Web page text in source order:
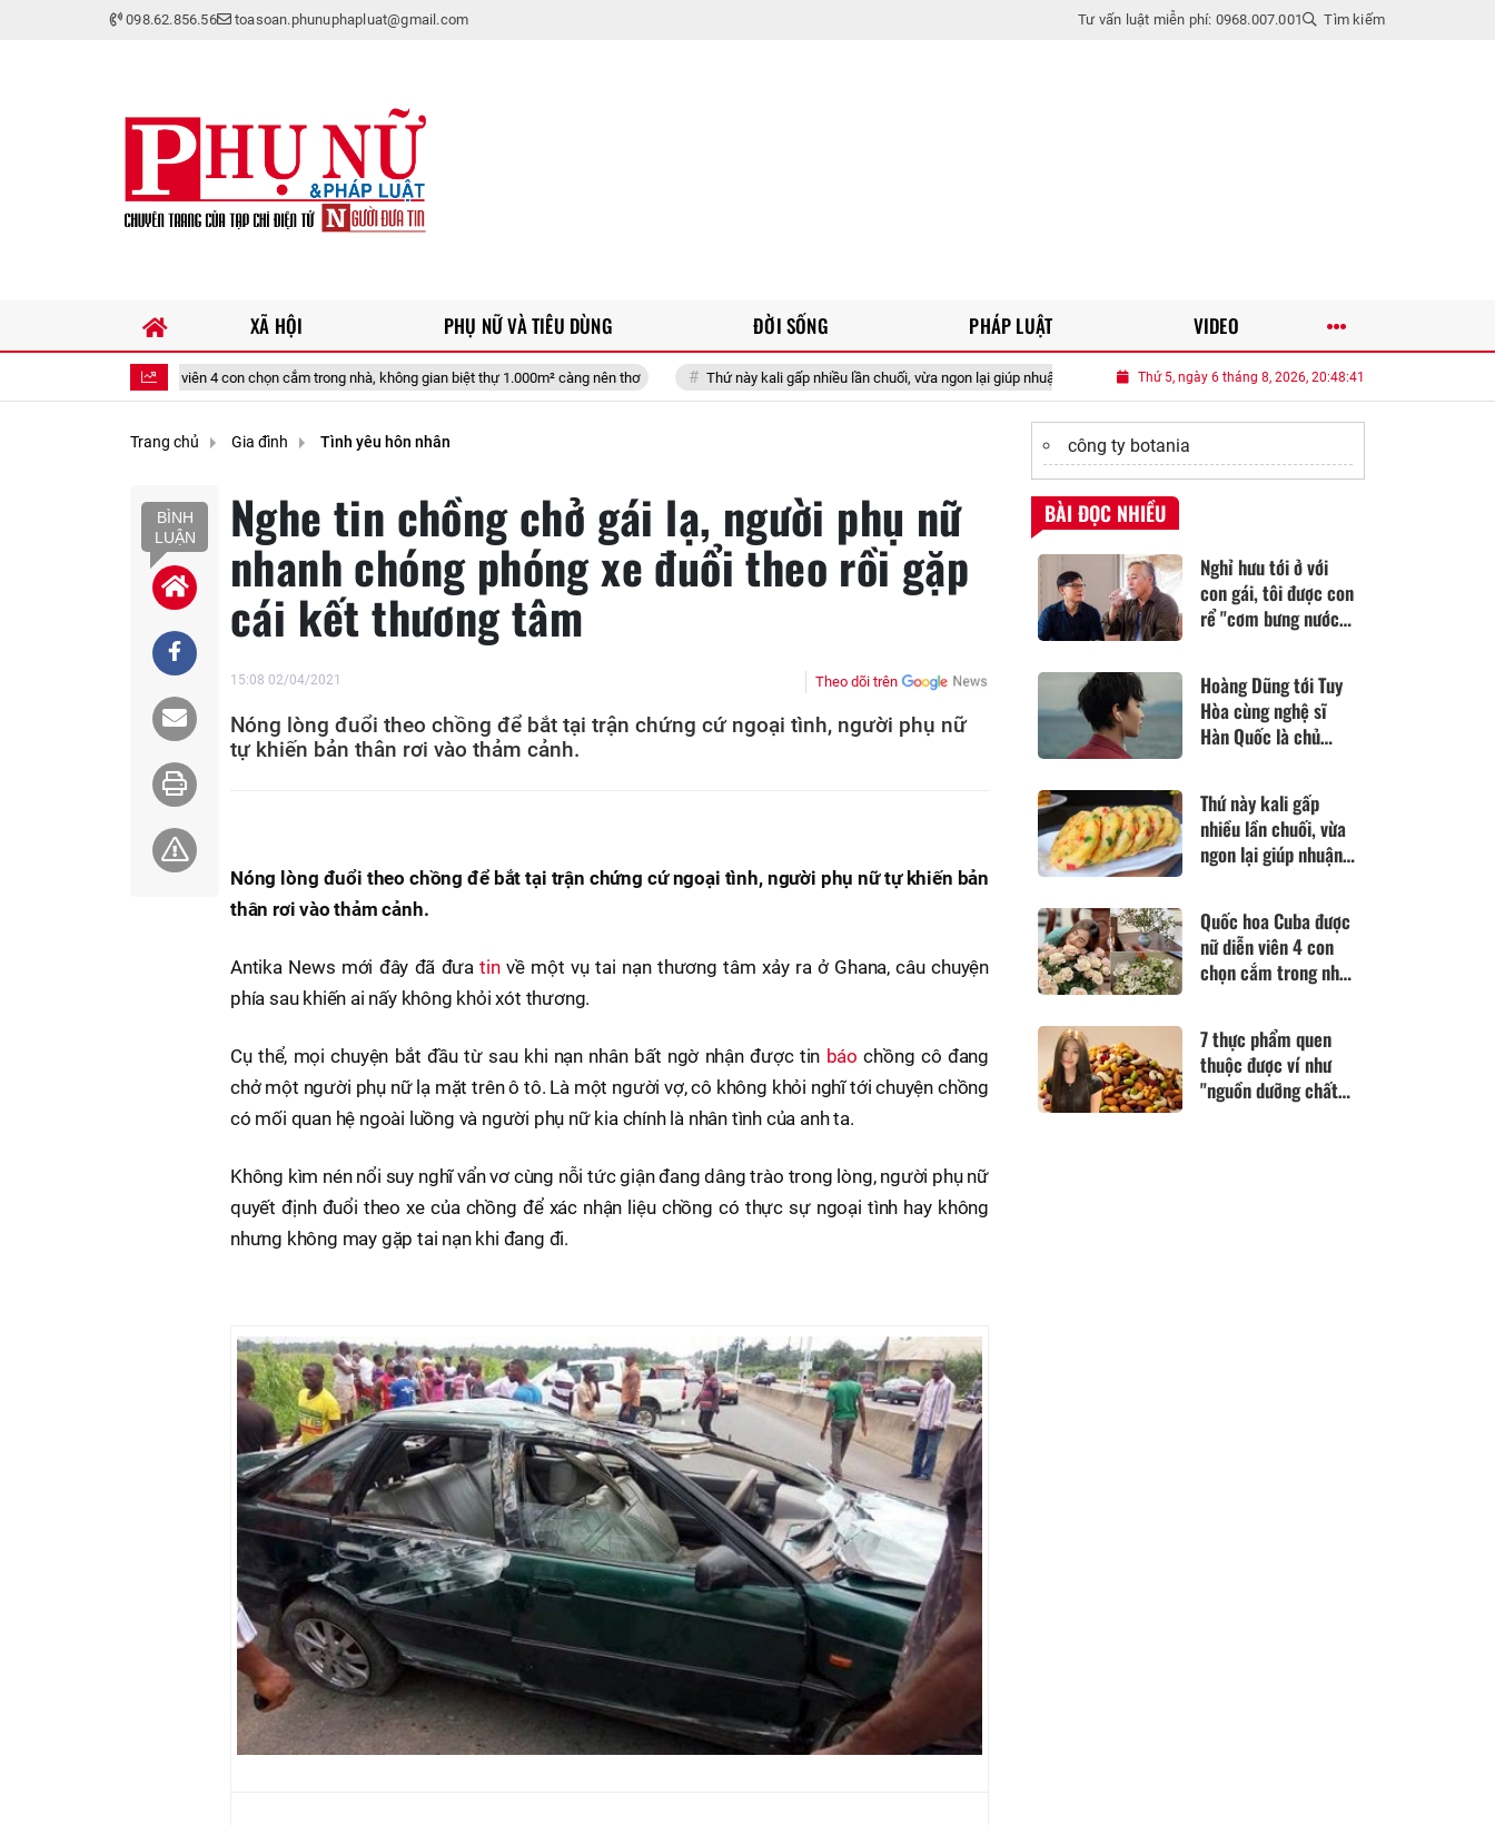
098.62.856.56 toasoan.phunuphapluat@gmail.com Tư vấn luật miễn phí: 0968.007.001 Tìm kiếm
nữ diễn viên 4 con chọn cắm trong nhà, không gian biệt thự 1.000m² càng nên thơ Thứ này kali gấp nhiều lần chuối, vừa ngon lại giúp nhuận tràng lại tốt cho tim mạch, nấu gì cũng hấp dẫn 7 thực phẩm quen thuộc
Thứ 5, ngày 6 tháng 8, 2026, 20:48:42
XÃ HỘI PHỤ NỮ VÀ TIÊU DÙNG ĐỜI SỐNG PHÁP LUẬT VIDEO
Trang chủ Gia đình Tình yêu hôn nhân
BÌNH
LUẬN
Nghe tin chồng chở gái lạ, người phụ nữ
nhanh chóng phóng xe đuổi theo rồi gặp
cái kết thương tâm
15:08 02/04/2021 Theo dõi trên
Nóng lòng đuổi theo chồng để bắt tại trận chứng cứ ngoại tình, người phụ nữ
tự khiến bản thân rơi vào thảm cảnh.
Nóng lòng đuổi theo chồng để bắt tại trận chứng cứ ngoại tình, người phụ nữ tự khiến bản
thân rơi vào thảm cảnh.
Antika News mới đây đã đưatinvề một vụ tai nạn thương tâm xảy ra ở Ghana, câu chuyện
phía sau khiến ai nấy không khỏi xót thương.
Cụ thể, mọi chuyện bắt đầu từ sau khi nạn nhân bất ngờ nhận được tin báo chồng cô đang
chở một người phụ nữ lạ mặt trên ô tô. Là một người vợ, cô không khỏi nghĩ tới chuyện chồng
có mối quan hệ ngoài luồng và người phụ nữ kia chính là nhân tình của anh ta.
Không kìm nén nổi suy nghĩ vẩn vơ cùng nỗi tức giận đang dâng trào trong lòng, người phụ nữ
quyết định đuổi theo xe của chồng để xác nhận liệu chồng có thực sự ngoại tình hay không
nhưng không may gặp tai nạn khi đang đi.
công ty botania
BÀI ĐỌC NHIỀU
Nghỉ hưu tới ở với
con gái, tôi được con
rể "cơm bưng nước
vẫn quyết chuyển vào
viện dưỡng lão sống
Hoàng Dũng tới Tuy
Hòa cùng nghệ sĩ
Hàn Quốc là chủ
khuấy đảo một thời,
hát nhạc buồn thổn
thức
Thứ này kali gấp
nhiều lần chuối, vừa
ngon lại giúp nhuận
mạch, nấu gì cũng
hấp dẫn
Quốc hoa Cuba được
nữ diễn viên 4 con
chọn cắm trong nhà,
1.000m² càng nên
thơ
7 thực phẩm quen
thuộc được ví như
"nguồn dưỡng chất